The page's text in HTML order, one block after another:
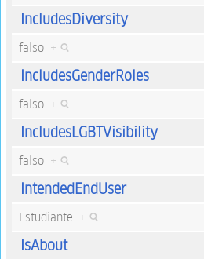
IncludesDiversity
falso +
IncludesGenderRoles
falso +
IncludesLGBTVisibility
falso +
IntendedEndUser
Estudiante +
IsAbout